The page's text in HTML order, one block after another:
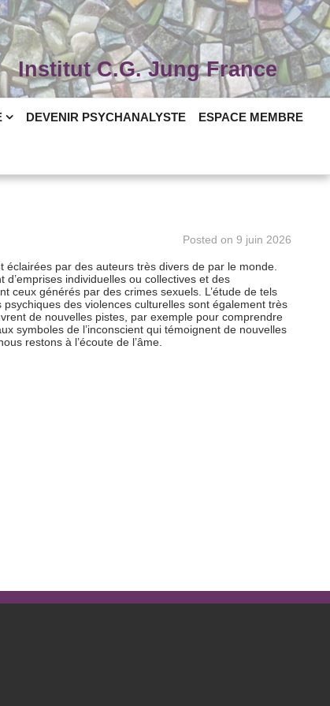
Institut C.G. Jung France
DEVENIR PSYCHANALYSTE ESPACE MEMBRE
Posted on9 juin 2026
par des auteurs très divers de par le monde.
individuelles ou collectives et des
ceux générés par des crimes sexuels. L’étude de tels
des violences culturelles sont également très
de nouvelles pistes, par exemple pour comprendre
symboles de l’inconscient qui témoignent de nouvelles
restons à l’écoute de l’âme.